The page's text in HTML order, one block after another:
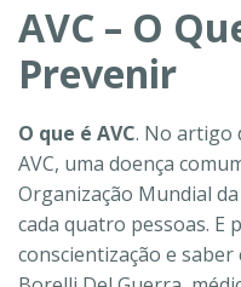
AVC – O
Prevenir
O que é AVC. No artigo
AVC, uma doença
Organização Mundial
cada quatro pessoas. E
conscientização e